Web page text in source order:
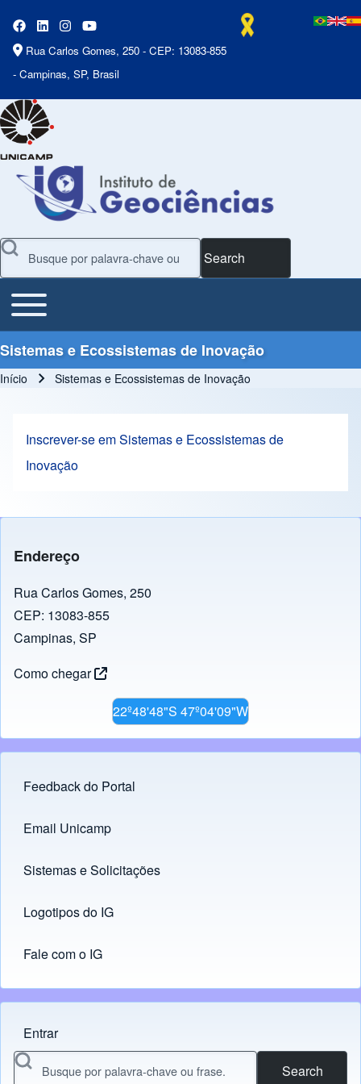
Rua Carlos Gomes, 250 - CEP: 13083-855
- Campinas, SP, Brasil
Search
Main Menu
Toggle main menu
Sistemas e Ecossistemas de Inovação
Início Sistemas e Ecossistemas de Inovação
Inscrever-se em Sistemas e Ecossistemas de
Inovação
Endereço
Rua Carlos Gomes, 250
CEP: 13083-855
Campinas, SP
Como chegar
22º48'48"S 47º04'09"W
Footer menu
Feedback do Portal
Links
Email Unicamp
(opens in new tab)
Sistemas e Solicitações
(opens in new tab)
Logotipos do IG
(opens in new tab)
Fale com o IG
Menu do usuário
Entrar
Search